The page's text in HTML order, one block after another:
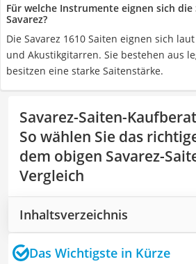
Für welche Instrumente eignen sich die
Savarez?
Die Savarez 1610 Saiten eignen sich
und Akustikgitarren. Sie bestehen aus
besitzen eine starke Saitenstärke.
Savarez-Saiten-
So wählen Sie das
dem obigen Savarez-
Vergleich
Inhaltsverzeichnis
Das Wichtigste in Kürze